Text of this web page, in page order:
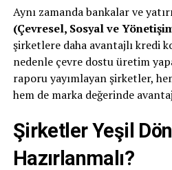
Aynı zamanda bankalar ve
(Çevresel, Sosyal ve
şirketlere daha avantajlı kredi
nedenle çevre dostu üretim
raporu yayımlayan şirketler,
hem de marka değerinde
Şirketler Yeşil
Hazırlanmalı?